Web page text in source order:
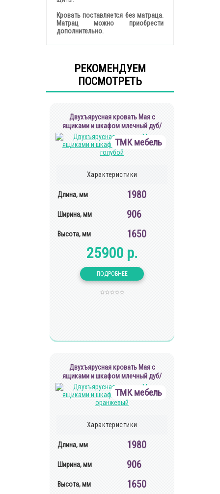
Кровать поставляется без матраца.
Матрац можно приобрести
дополнительно.
РЕКОМЕНДУЕМ
ПОСМОТРЕТЬ
Двухъярусная кровать Мая с
ящиками и шкафом млечный дуб/
голубой
ТМК мебель
Характеристики
Длина, мм 1980
Ширина, мм 906
Высота, мм 1650
25900 р.
Двухъярусная кровать Мая с
ящиками и шкафом млечный дуб/
оранжевый
ТМК мебель
Характеристики
Длина, мм 1980
Ширина, мм 906
Высота, мм 1650